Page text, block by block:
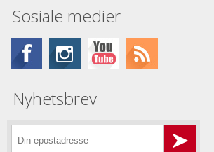
Sosiale medier
Nyhetsbrev